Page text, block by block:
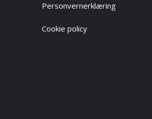
Personvernerklæring
Cookie policy